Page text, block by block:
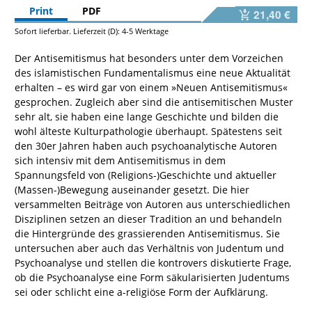
Print
PDF 21,40 €
Sofort lieferbar. Lieferzeit (D): 4-5 Werktage
Der Antisemitismus hat besonders unter dem Vorzeichen
des islamistischen Fundamentalismus eine neue Aktualität
erhalten – es wird gar von einem »Neuen Antisemitismus«
gesprochen. Zugleich aber sind die antisemitischen Muster
sehr alt, sie haben eine lange Geschichte und bilden die
wohl älteste Kulturpathologie überhaupt. Spätestens seit
den 30er Jahren haben auch psychoanalytische Autoren
sich intensiv mit dem Antisemitismus in dem
Spannungsfeld von (Religions-)Geschichte und aktueller
(Massen-)Bewegung auseinander gesetzt. Die hier
versammelten Beiträge von Autoren aus unterschiedlichen
Disziplinen setzen an dieser Tradition an und behandeln
die Hintergründe des grassierenden Antisemitismus. Sie
untersuchen aber auch das Verhältnis von Judentum und
Psychoanalyse und stellen die kontrovers diskutierte Frage,
ob die Psychoanalyse eine Form säkularisierten Judentums
sei oder schlicht eine a-religiöse Form der Aufklärung.